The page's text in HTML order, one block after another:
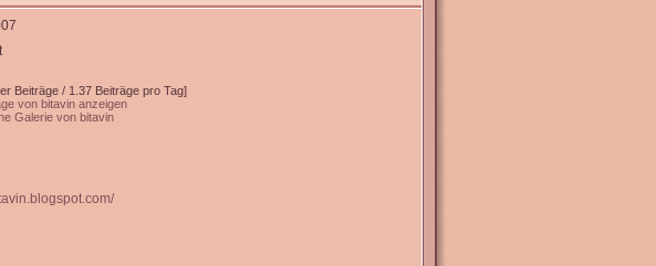
Beiträge / 1.37 Beiträge pro Tag]
von bitavin anzeigen
Galerie von bitavin